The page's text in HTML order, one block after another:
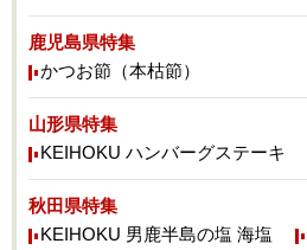
鹿児島県特集
かつお節（本枯節）
山形県特集
KEIHOKU ハンバーグステーキ
秋田県特集
KEIHOKU 男鹿半島の塩 海塩